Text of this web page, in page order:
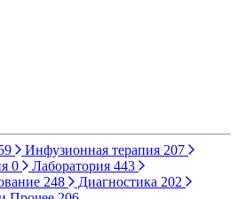
Инфузионная терапия 207
0 Лаборатория 443
248 Диагностика 202